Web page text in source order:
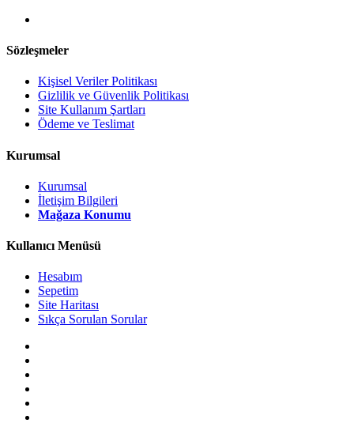
Sözleşmeler
Kişisel Veriler Politikası
Gizlilik ve Güvenlik Politikası
Site Kullanım Şartları
Ödeme ve Teslimat
Kurumsal
Kurumsal
İletişim Bilgileri
Mağaza Konumu
Kullanıcı Menüsü
Hesabım
Sepetim
Site Haritası
Sıkça Sorulan Sorular